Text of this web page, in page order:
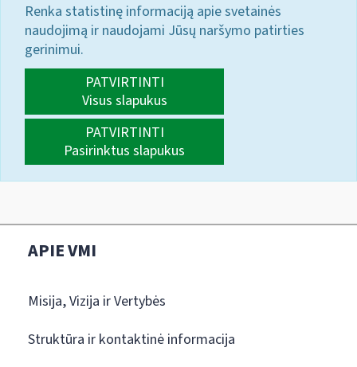
Renka statistinę informaciją apie svetainės
naudojimą ir naudojami Jūsų naršymo patirties
gerinimui.
PATVIRTINTI
Visus slapukus
PATVIRTINTI
Pasirinktus slapukus
APIE VMI
Misija, Vizija ir Vertybės
Struktūra ir kontaktinė informacija